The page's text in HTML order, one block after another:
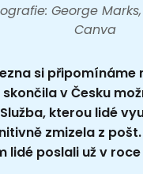
George
Canva
si připomínáme
skončila v Česku
kterou lidé
zmizela z
lidé poslali už v roce